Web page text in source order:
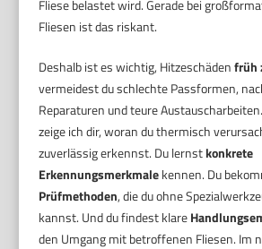
Fliese belastet wird. Gerade bei
Fliesen ist das riskant.
Deshalb ist es wichtig, Hitzeschädenfrüh
vermeidest du schlechte Passformen,
Reparaturen und teure
zeige ich dir, woran du thermisch
zuverlässig erkennst. Du lernstkonkrete
Erkennungsmerkmalekennen. Du
Prüfmethoden, die du ohne
kannst. Und du findest klare
den Umgang mit betroffenen Fliesen. Im